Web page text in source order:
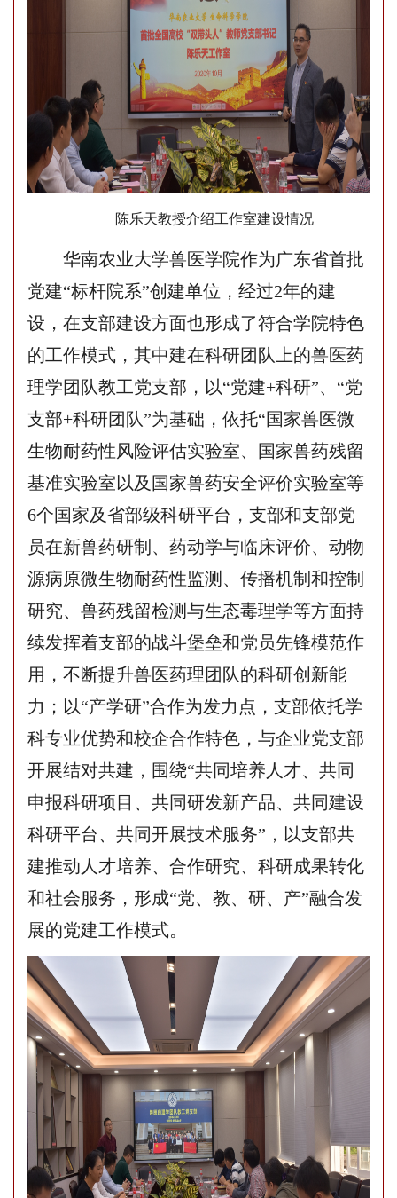
陈乐天教授介绍工作室建设情况
华南农业大学兽医学院作为广东省首批
党建“标杆院系”创建单位，经过2年的建
设， 在支部建设方面也形成了符合学院特色
的工作模式，其中建在科研团队上的兽医药
理学团队教工党支部，以“党建+科研”、“党
支部+科研团队”为基础，依托“国家兽医微
生物耐药性风险评估实验室、国家兽药残留
基准实验室以及国家兽药安全评价实验室等
6个国家及省部级科研平台，支部和支部党
员在新兽药研制、药动学与临床评价、动物
源病原微生物耐药性监测、传播机制和控制
研究、兽药残留检测与生态毒理学等方面持
续发挥着支部的战斗堡垒和党员先锋模范作
用，不断提升兽医药理团队的科研创新能
力；以“产学研”合作为发力点，支部依托学
科专业优势和校企合作特色，与企业党支部
开展结对共建， 围绕“共同培养人才、共同
申报科研项目、共同研发新产品、共同建设
科研平台、共同开展技术服务”，以支部共
建推动 人才培养、合作研究、 科研成果转化
和社会服务， 形成“党、教、研、产”融合发
展的党建工作模式。